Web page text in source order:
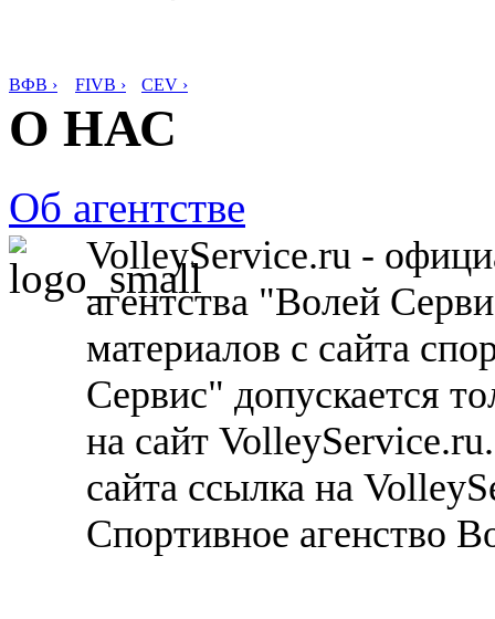
ВФВ › FIVB › CEV ›
О НАС
Об агентстве
VolleyService.ru -
агентства "Волей
материалов с сайта
Сервис" допускается
на сайт
сайта ссылка на
Спортивное агенство